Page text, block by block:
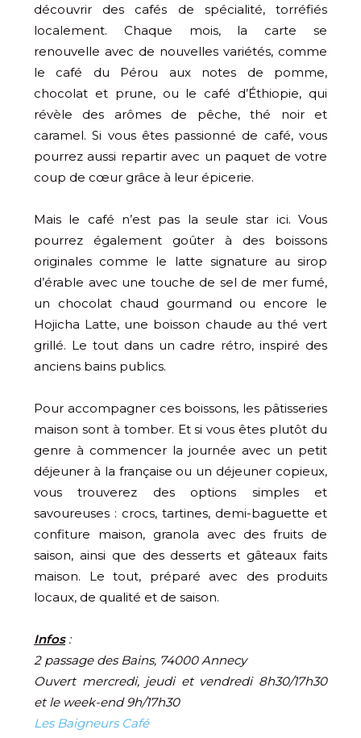
découvrir des cafés de spécialité, torréfiés
localement. Chaque mois, la carte se
renouvelle avec de nouvelles variétés, comme
le café du Pérou aux notes de pomme,
chocolat et prune, ou le café d’Éthiopie, qui
révèle des arômes de pêche, thé noir et
caramel. Si vous êtes passionné de café, vous
pourrez aussi repartir avec un paquet de votre
coup de cœur grâce à leur épicerie.
Mais le café n’est pas la seule star ici. Vous
pourrez également goûter à des boissons
originales comme le latte signature au sirop
d’érable avec une touche de sel de mer fumé,
un chocolat chaud gourmand ou encore le
Hojicha Latte, une boisson chaude au thé vert
grillé. Le tout dans un cadre rétro, inspiré des
anciens bains publics.
Pour accompagner ces boissons, les pâtisseries
maison sont à tomber. Et si vous êtes plutôt du
genre à commencer la journée avec un petit
déjeuner à la française ou un déjeuner copieux,
vous trouverez des options simples et
savoureuses : crocs, tartines, demi-baguette et
confiture maison, granola avec des fruits de
saison, ainsi que des desserts et gâteaux faits
maison. Le tout, préparé avec des produits
locaux, de qualité et de saison.
Infos:
2 passage des Bains, 74000 Annecy
Ouvert mercredi, jeudi et vendredi 8h30/17h30
et le week-end 9h/17h30
Les Baigneurs Café